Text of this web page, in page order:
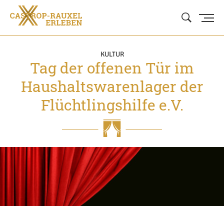
KULTUR
Tag der offenen Tür im
Haushaltswarenlager der
Flüchtlingshilfe e.V.